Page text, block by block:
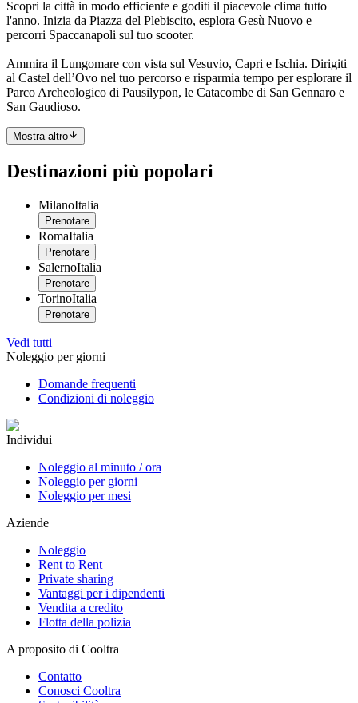
Scopri la città in modo efficiente e goditi il piacevole clima tutto
l'anno. Inizia da Piazza del Plebiscito, esplora Gesù Nuovo e
percorri Spaccanapoli sul tuo scooter.
Ammira il Lungomare con vista sul Vesuvio, Capri e Ischia. Dirigiti
al Castel dell’Ovo nel tuo percorso e risparmia tempo per esplorare il
Parco Archeologico di Pausilypon, le Catacombe di San Gennaro e
San Gaudioso.
Mostra altro
Destinazioni più popolari
MilanoItalia
Prenotare
RomaItalia
Prenotare
SalernoItalia
Prenotare
TorinoItalia
Prenotare
Vedi tutti
Noleggio per giorni
Domande frequenti
Condizioni di noleggio
Individui
Noleggio al minuto / ora
Noleggio per giorni
Noleggio per mesi
Aziende
Noleggio
Rent to Rent
Private sharing
Vantaggi per i dipendenti
Vendita a credito
Flotta della polizia
A proposito di Cooltra
Contatto
Conosci Cooltra